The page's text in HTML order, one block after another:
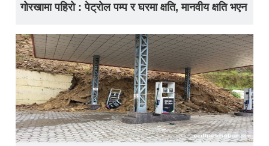
गोरखामा पहिरो : पेट्रोल पम्प र घरमा क्षति, मानवीय क्षति भएन